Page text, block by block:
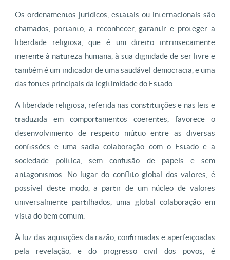
Os ordenamentos jurídicos, estatais ou internacionais são
chamados, portanto, a reconhecer, garantir e proteger a
liberdade religiosa, que é um direito intrinsecamente
inerente à natureza humana, à sua dignidade de ser livre e
também é um indicador de uma saudável democracia, e uma
das fontes principais da legitimidade do Estado.
A liberdade religiosa, referida nas constituições e nas leis e
traduzida em comportamentos coerentes, favorece o
desenvolvimento de respeito mútuo entre as diversas
confissões e uma sadia colaboração com o Estado e a
sociedade política, sem confusão de papeis e sem
antagonismos. No lugar do conflito global dos valores, é
possível deste modo, a partir de um núcleo de valores
universalmente partilhados, uma global colaboração em
vista do bem comum.
À luz das aquisições da razão, confirmadas e aperfeiçoadas
pela revelação, e do progresso civil dos povos, é